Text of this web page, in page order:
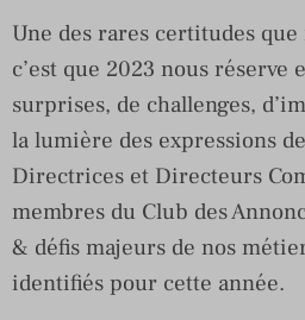
Une des rares certitudes que
c’est que 2023 nous réserve
surprises, de challenges,
la lumière des expressions
Directrices et Directeurs
membres du Club des
& défis majeurs de nos
identifiés pour cette année.